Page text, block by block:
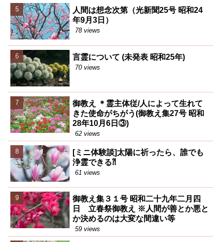
人間は想念次第（光新聞25号 昭和24
年9月3日）
78 views
言霊について (未発表 昭和25年)
70 views
御教え ＊霊主体従/人によって生れて
きた使命がちがう(御教え集27号 昭和
28年10月6日③)
62 views
[ミニ体験談]太陽に祈ったら、誰でも
浄霊できる⁈
61 views
御教え集３１号 昭和二十九年二月四
日 立春祭御教え ※人間が善とか悪と
か決めるのは大変な間違い等
59 views